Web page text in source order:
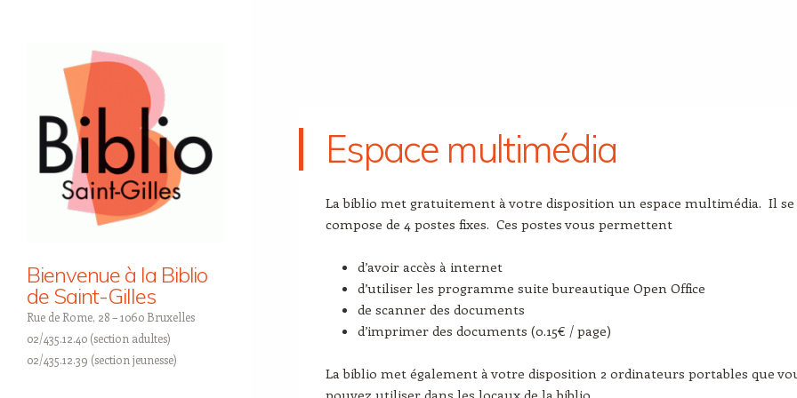
Bienvenue à la Biblio
de Saint-Gilles
Rue de Rome, 28 – 1060 Bruxelles
02/435.12.40 (section adultes)
02/435.12.39 (section jeunesse)
Espace multimédia
La biblio met gratuitement à votre disposition un espace multimédia. Il se
compose de 4 postes fixes. Ces postes vous permettent
d’avoir accès à internet
d’utiliser les programme suite bureautique Open Office
de scanner des documents
d’imprimer des documents (0.15€ / page)
La biblio met également à votre disposition 2 ordinateurs portables que
pouvez utiliser dans les locaux de la biblio.